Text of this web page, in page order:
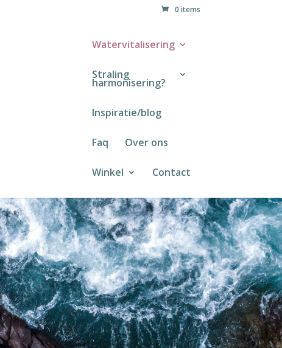
0 items
Watervitalisering
Straling
harmonisering?
Inspiratie/blog
Faq Over ons
Winkel Contact